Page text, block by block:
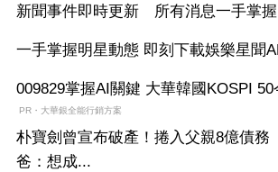
新聞事件即時更新 所有消息一手掌握
一手掌握明星動態 即刻下載娛樂星聞
009829掌握AI關鍵 大華韓國KOSPI 50
PR・大華銀全能行銷方案
朴寶劍曾宣布破產！捲入父親8億債
爸：想成...